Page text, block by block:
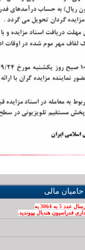
حامیان مالی
عدد 5 به 3064 به
فدراسیون هندبال بپیوندید.